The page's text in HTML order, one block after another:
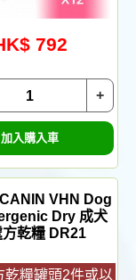
792
+
加入購入車
VHN Dog
Dry 成犬
乾糧 DR21
乾糧罐頭2件或以